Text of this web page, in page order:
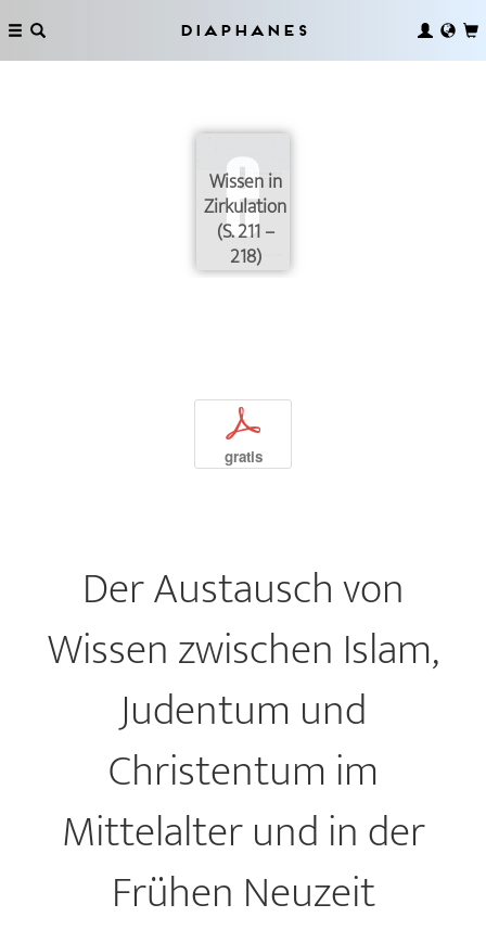
Diaphanes
Wissen in
Zirkulation
(S. 211 –
218)
p
gratis
Der Austausch von
Wissen zwischen Islam,
Judentum und
Christentum im
Mittelalter und in der
Frühen Neuzeit